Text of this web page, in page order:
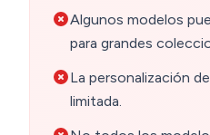
Algunos modelos
para grandes
La personalización
limitada.